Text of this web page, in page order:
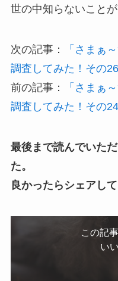
世の中知らないことが
次の記事：
「さまぁ
調査してみた！その26
前の記事：
「さまぁ
調査してみた！その24
最後まで読んでいた
た。
良かったらシェアし
この記
い